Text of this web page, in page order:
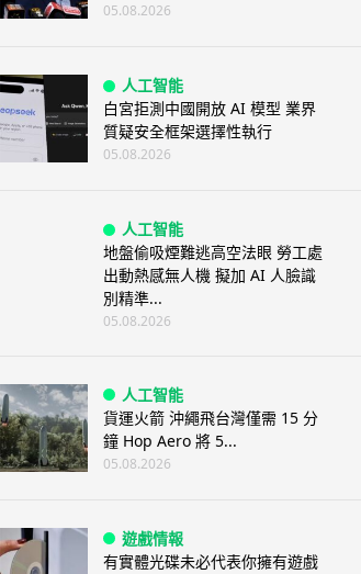
05.08.2026
人工智能
白宮拒測中國開放 AI 模型 業界
質疑安全框架選擇性執行
05.08.2026
人工智能
地盤偷吸煙難逃高空法眼 勞工處
出動熱感無人機 擬加 AI 人臉識
別精準...
05.08.2026
人工智能
貨運火箭 沖繩飛台灣僅需 15 分
鐘 Hop Aero 將 5...
05.08.2026
遊戲情報
有實體光碟未必代表你擁有遊戲